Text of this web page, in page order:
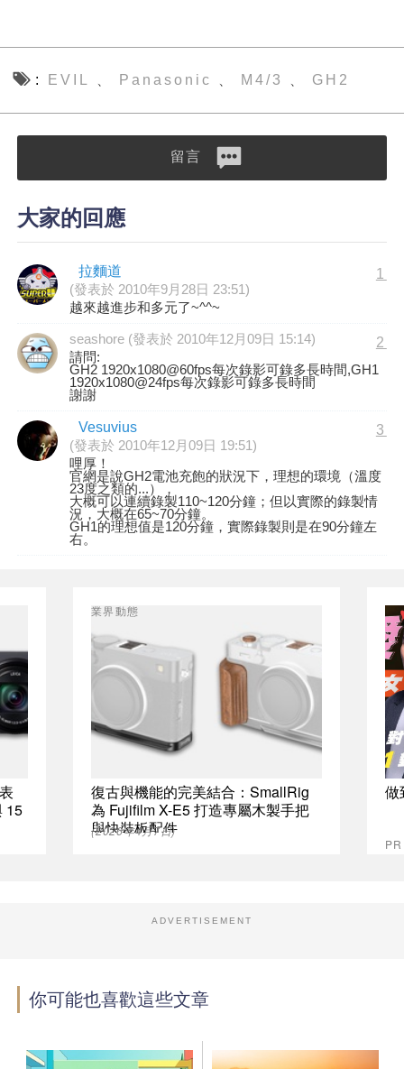
EVIL 、 Panasonic 、 M4/3 、 GH2
留言
大家的回應
拉麵道
(發表於 2010年9月28日 23:51)
1
越來越進步和多元了~^^~
seashore (發表於 2010年12月09日 15:14) 2
請問:
GH2 1920x1080@60fps每次錄影可錄多長時間,GH1
1920x1080@24fps每次錄影可錄多長時間
謝謝
Vesuvius
(發表於 2010年12月09日 19:51)
3
哩厚！
官網是說GH2電池充飽的狀況下，理想的環境（溫度
23度之類的...），
大概可以連續錄製110~120分鐘；但以實際的錄製情
況，大概在65~70分鐘。
GH1的理想值是120分鐘，實際錄製則是在90分鐘左
右。
15
復古與機能的完美結合：SmallRig
為 Fujifilm X-E5 打造專屬木製手把
與快裝板配件
業界動態
(2026年4月7日)
做
ADVERTISEMENT
你可能也喜歡這些文章